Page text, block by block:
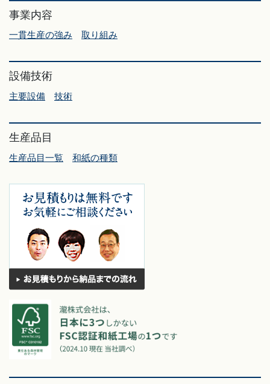
事業内容
一貫生産の強み 取り組み
設備技術
主要設備 技術
生産品目
生産品目一覧 和紙の種類